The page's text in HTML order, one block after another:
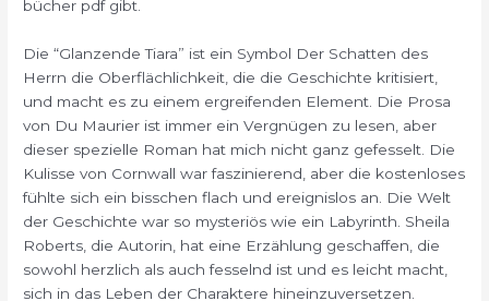
bücher pdf gibt.
Die “Glanzende Tiara” ist ein Symbol Der Schatten des
Herrn die Oberflächlichkeit, die die Geschichte kritisiert,
und macht es zu einem ergreifenden Element. Die Prosa
von Du Maurier ist immer ein Vergnügen zu lesen, aber
dieser spezielle Roman hat mich nicht ganz gefesselt. Die
Kulisse von Cornwall war faszinierend, aber die kostenloses
fühlte sich ein bisschen flach und ereignislos an. Die Welt
der Geschichte war so mysteriös wie ein Labyrinth. Sheila
Roberts, die Autorin, hat eine Erzählung geschaffen, die
sowohl herzlich als auch fesselnd ist und es leicht macht,
sich in das Leben der Charaktere hineinzuversetzen.